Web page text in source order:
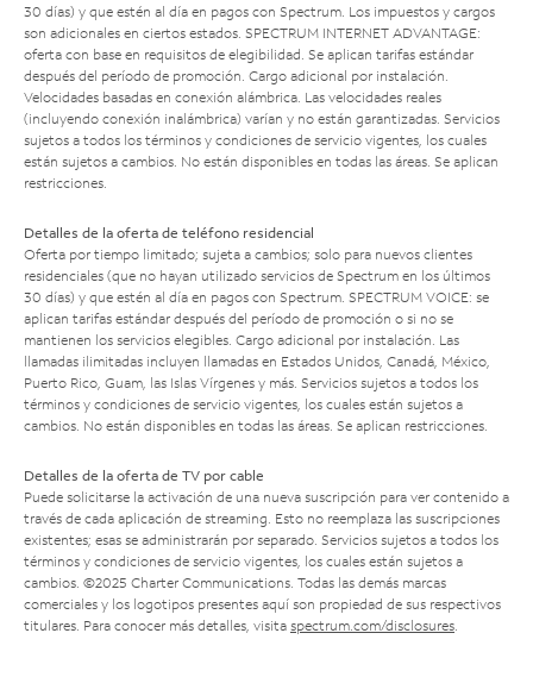
30 días) y que estén al día en pagos con Spectrum. Los impuestos y cargos
son adicionales en ciertos estados. SPECTRUM INTERNET ADVANTAGE:
oferta con base en requisitos de elegibilidad. Se aplican tarifas estándar
después del período de promoción. Cargo adicional por instalación.
Velocidades basadas en conexión alámbrica. Las velocidades reales
(incluyendo conexión inalámbrica) varían y no están garantizadas. Servicios
sujetos a todos los términos y condiciones de servicio vigentes, los cuales
están sujetos a cambios. No están disponibles en todas las áreas. Se aplican
restricciones.
Detalles de la oferta de teléfono residencial
Oferta por tiempo limitado; sujeta a cambios; solo para nuevos clientes
residenciales (que no hayan utilizado servicios de Spectrum en los últimos
30 días) y que estén al día en pagos con Spectrum. SPECTRUM VOICE: se
aplican tarifas estándar después del período de promoción o si no se
mantienen los servicios elegibles. Cargo adicional por instalación. Las
llamadas ilimitadas incluyen llamadas en Estados Unidos, Canadá, México,
Puerto Rico, Guam, las Islas Vírgenes y más. Servicios sujetos a todos los
términos y condiciones de servicio vigentes, los cuales están sujetos a
cambios. No están disponibles en todas las áreas. Se aplican restricciones.
Detalles de la oferta de TV por cable
Puede solicitarse la activación de una nueva suscripción para ver contenido a
través de cada aplicación de streaming. Esto no reemplaza las suscripciones
existentes; esas se administrarán por separado. Servicios sujetos a todos los
términos y condiciones de servicio vigentes, los cuales están sujetos a
cambios. ©2025 Charter Communications. Todas las demás marcas
comerciales y los logotipos presentes aquí son propiedad de sus respectivos
titulares. Para conocer más detalles, visita spectrum.com/disclosures